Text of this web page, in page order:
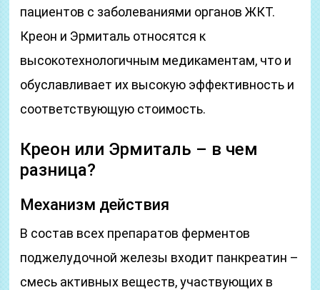
пациентов с заболеваниями органов ЖКТ.
Креон и Эрмиталь относятся к
высокотехнологичным медикаментам, что и
обуславливает их высокую эффективность и
соответствующую стоимость.
Креон или Эрмиталь – в чем
разница?
Механизм действия
В состав всех препаратов ферментов
поджелудочной железы входит панкреатин –
смесь активных веществ, участвующих в